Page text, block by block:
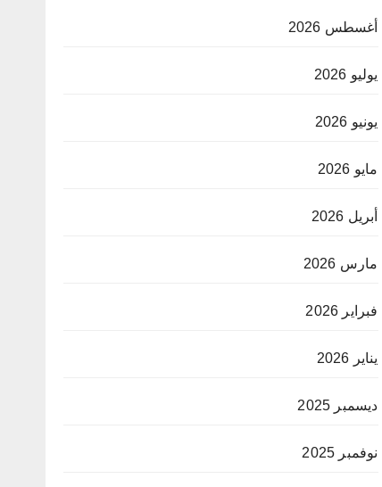
أغسطس 2026
يوليو 2026
يونيو 2026
مايو 2026
أبريل 2026
مارس 2026
فبراير 2026
يناير 2026
ديسمبر 2025
نوفمبر 2025